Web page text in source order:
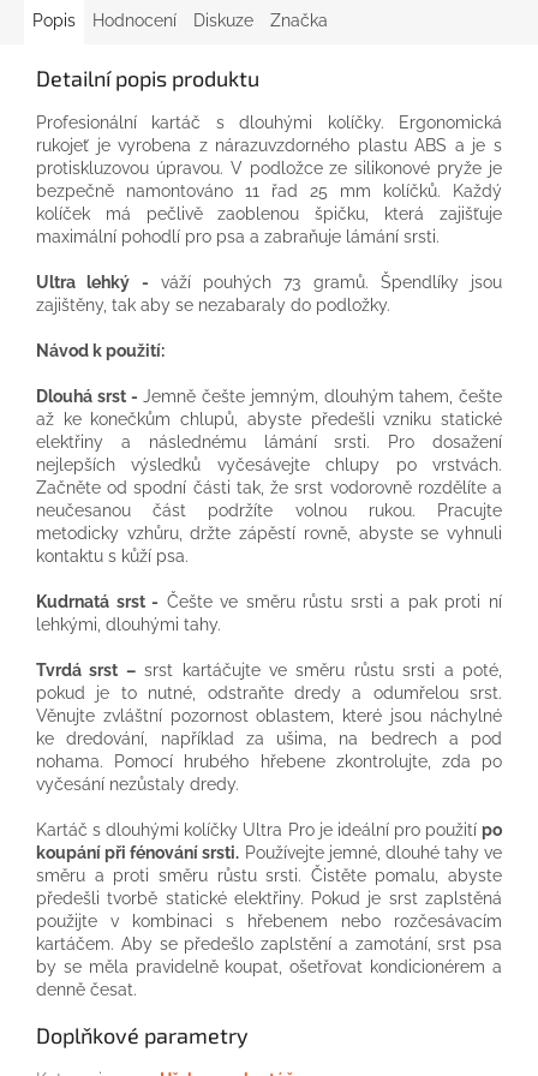
Popis Hodnocení Diskuze Značka
Detailní popis produktu
Profesionální kartáč s dlouhými kolíčky. Ergonomická
rukojeť je vyrobena z nárazuvzdorného plastu ABS a je s
protiskluzovou úpravou. V podložce ze silikonové pryže je
bezpečně namontováno 11 řad 25 mm kolíčků. Každý
kolíček má pečlivě zaoblenou špičku, která zajišťuje
maximální pohodlí pro psa a zabraňuje lámání srsti.
Ultra lehký - váží pouhých 73 gramů. Špendlíky jsou
zajištěny, tak aby se nezabaraly do podložky.
Návod k použití:
Dlouhá srst - Jemně češte jemným, dlouhým tahem, češte
až ke konečkům chlupů, abyste předešli vzniku statické
elektřiny a následnému lámání srsti. Pro dosažení
nejlepších výsledků vyčesávejte chlupy po vrstvách.
Začněte od spodní části tak, že srst vodorovně rozdělíte a
neučesanou část podržíte volnou rukou. Pracujte
metodicky vzhůru, držte zápěstí rovně, abyste se vyhnuli
kontaktu s kůží psa.
Kudrnatá srst - Češte ve směru růstu srsti a pak proti ní
lehkými, dlouhými tahy.
Tvrdá srst –srst kartáčujte ve směru růstu srsti a poté,
pokud je to nutné, odstraňte dredy a odumřelou srst.
Věnujte zvláštní pozornost oblastem, které jsou náchylné
ke dredování, například za ušima, na bedrech a pod
nohama. Pomocí hrubého hřebene zkontrolujte, zda po
vyčesání nezůstaly dredy.
Kartáč s dlouhými kolíčky Ultra Pro je ideální pro použití po
koupání při fénování srsti. Používejte jemné, dlouhé tahy ve
směru a proti směru růstu srsti. Čistěte pomalu, abyste
předešli tvorbě statické elektřiny. Pokud je srst zaplstěná
použijte v kombinaci s hřebenem nebo rozčesávacím
kartáčem. Aby se předešlo zaplstění a zamotání, srst psa
by se měla pravidelně koupat, ošetřovat kondicionérem a
denně česat.
Doplňkové parametry